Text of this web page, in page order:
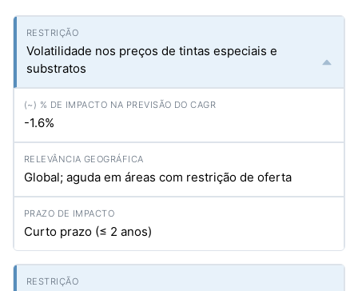
Volatilidade nos preços de tintas especiais e
substratos
-1.6%
Global; aguda em áreas com restrição de oferta
Curto prazo (≤ 2 anos)